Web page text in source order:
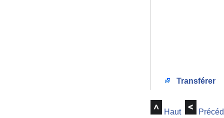
Transférer
Haut